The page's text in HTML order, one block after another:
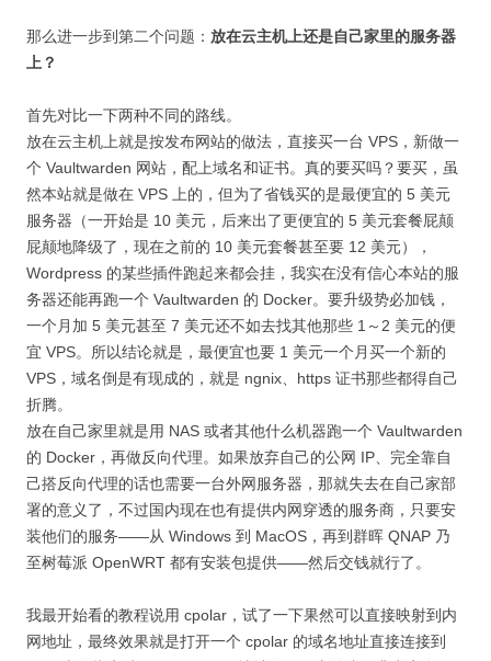
那么进一步到第二个问题： 放在云主机上还是自己家里的服务器
上？
首先对比一下两种不同的路线。
放在云主机上就是按发布网站的做法，直接买一台 VPS，新做一
个 Vaultwarden 网站，配上域名和证书。真的要买吗？要买，虽
然本站就是做在 VPS 上的，但为了省钱买的是最便宜的 5 美元
服务器（一开始是 10 美元，后来出了更便宜的 5 美元套餐屁颠
屁颠地降级了，现在之前的 10 美元套餐甚至要 12 美元），
Wordpress 的某些插件跑起来都会挂，我实在没有信心本站的服
务器还能再跑一个 Vaultwarden 的 Docker。要升级势必加钱，
一个月加 5 美元甚至 7 美元还不如去找其他那些 1～2 美元的便
宜 VPS。所以结论就是，最便宜也要 1 美元一个月买一个新的
VPS，域名倒是有现成的，就是 ngnix、https 证书那些都得自己
折腾。
放在自己家里就是用 NAS 或者其他什么机器跑一个 Vaultwarden
的 Docker，再做反向代理。如果放弃自己的公网 IP、完全靠自
己搭反向代理的话也需要一台外网服务器，那就失去在自己家部
署的意义了，不过国内现在也有提供内网穿透的服务商，只要安
装他们的服务——从 Windows 到 MacOS，再到群晖 QNAP 乃
至树莓派 OpenWRT 都有安装包提供——然后交钱就行了。
我最开始看的教程说用 cpolar，试了一下果然可以直接映射到内
网地址，最终效果就是打开一个 cpolar 的域名地址直接连接到